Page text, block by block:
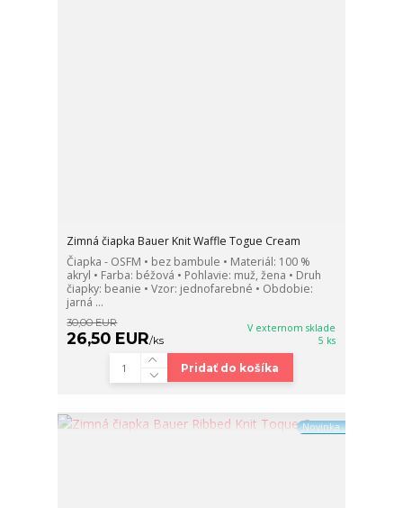
Zimná čiapka Bauer Knit Waffle Togue Cream
Čiapka - OSFM • bez bambule • Materiál: 100 %
akryl • Farba: béžová • Pohlavie: muž, žena • Druh
čiapky: beanie • Vzor: jednofarebné • Obdobie:
jarná ...
30,00 EUR
26,50 EUR/ks
V externom sklade
5 ks
Pridať do košíka
Novinka